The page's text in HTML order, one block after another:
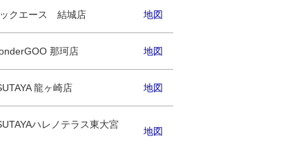
クエース 結城店 地図
那珂店 地図
龍ヶ崎店 地図
ハレノテラス東大宮
地図